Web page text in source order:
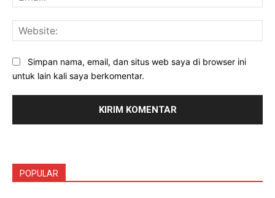
Simpan nama, email, dan situs web saya di browser ini
untuk lain kali saya berkomentar.
POPULAR